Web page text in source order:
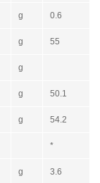
g 0.6
g 55
g
g 50.1
g 54.2
*
g 3.6